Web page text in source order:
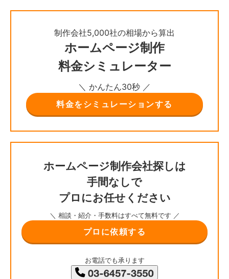
制作会社5,000社の相場から算出
ホームページ制作
料金シミュレーター
＼ かんたん30秒 ／
料金をシミュレーションする
ホームページ制作会社探しは
手間なしで
プロにお任せください
＼ 相談・紹介・手数料はすべて無料です ／
プロに依頼する
お電話でも承ります